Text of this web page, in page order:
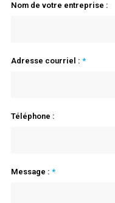
Nom de votre entreprise :
Adresse courriel : *
Téléphone :
Message : *